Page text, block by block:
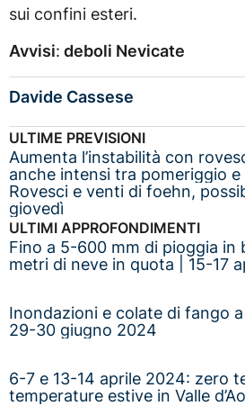
sui confini esteri.
Avvisi: deboli Nevicate
Davide Cassese
ULTIME PREVISIONI
Aumenta l’instabilità con
anche intensi tra pomeriggio e
Rovesci e venti di foehn,
giovedì
ULTIMI APPROFONDIMENTI
Fino a 5-600 mm di pioggia in
metri di neve in quota | 15-17
Inondazioni e colate di fango a
29-30 giugno 2024
6-7 e 13-14 aprile 2024: zero
temperature estive in Valle